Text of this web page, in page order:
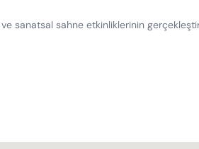
sanatsal sahne etkinliklerinin